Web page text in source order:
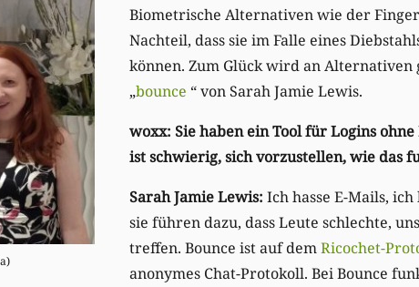
Biometrische Alternativen wie der
Nachteil, dass sie im Falle eines
können. Zum Glück wird an Alternativen
„bounce “ von Sarah Jamie Lewis.
woxx: Sie haben ein Tool für Logins
ist schwierig, sich vorzustellen, wie das
Sarah Jamie Lewis: Ich hasse E-Mails,
sie führen dazu, dass Leute schlechte,
treffen. Bounce ist auf demRicochet-
anonymes Chat-Protokoll. Bei Bounce